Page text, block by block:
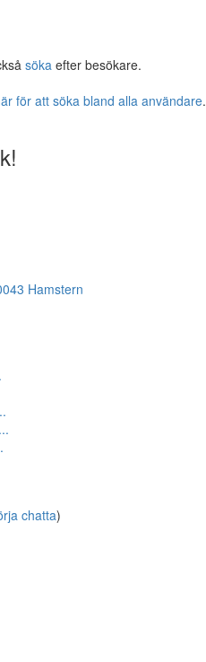
söka efter besökare.
för att söka bland alla användare.
Hamstern
chatta)